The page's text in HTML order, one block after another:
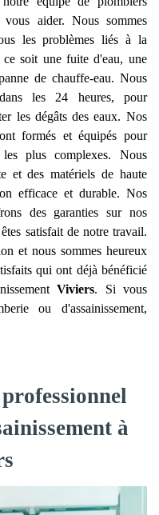
aider. Nous sommes
les problèmes liés à la
ce soit une fuite d'eau, une
de chauffe-eau. Nous
les 24 heures, pour
les dégâts des eaux. Nos
formés et équipés pour
plus complexes. Nous
et des matériels de haute
efficace et durable. Nos
des garanties sur nos
satisfait de notre travail.
et nous sommes heureux
qui ont déjà bénéficié
Viviers. Si vous
ou d'assainissement,
à